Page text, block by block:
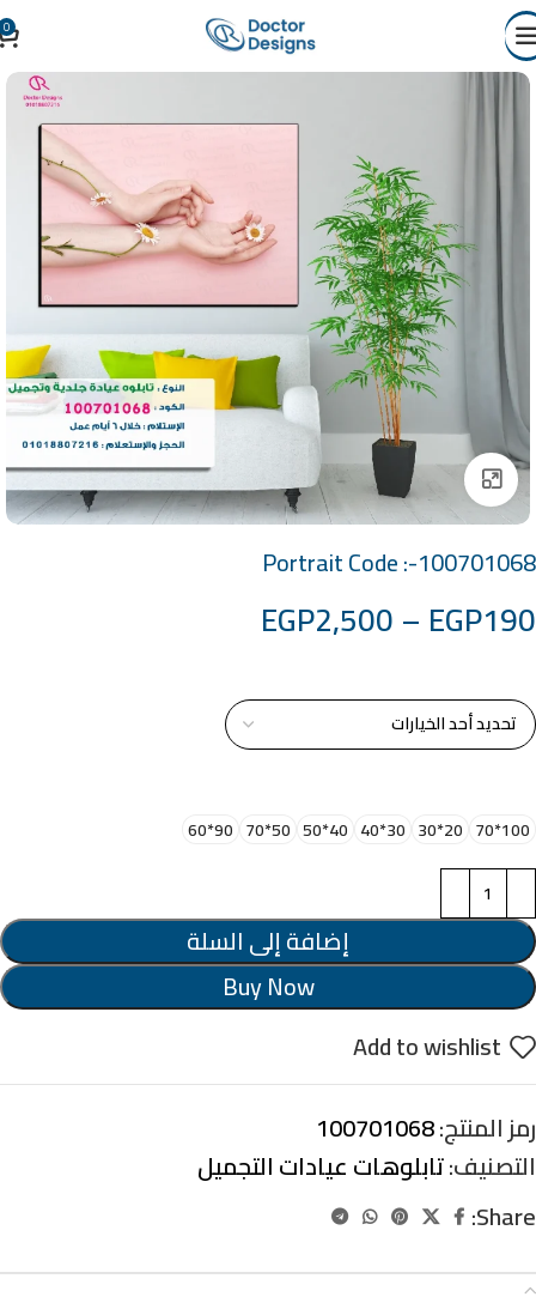
0
Click to enlarge
Portrait Code :-100701068
EGP190
–
EGP2,500
100*70
20*30
30*40
40*50
50*70
90*60
إضافة إلى السلة
Buy Now
Add to wishlist
رمز المنتج:100701068
التصنيف:تابلوهات عيادات التجميل
Share: